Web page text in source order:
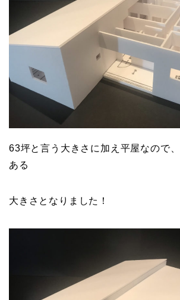
63坪と言う大きさに加え平屋なので
ある
大きさとなりました！